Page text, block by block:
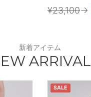
¥23,100→
新着アイテム
ARRIVAL
SALE